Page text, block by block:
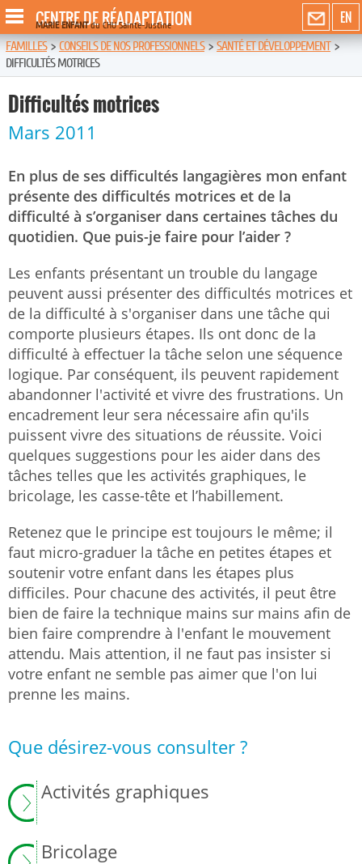
EN
CENTRE DE RÉADAPTATION
MARIE ENFANTdu CHU Sainte-Justine
FAMILLES>CONSEILS DE NOS PROFESSIONNELS>SANTÉ ET DÉVELOPPEMENT>
DIFFICULTÉS MOTRICES
Difficultés motrices
Mars 2011
En plus de ses difficultés langagières mon enfant
présente des difficultés motrices et de la
difficulté à s’organiser dans certaines tâches du
quotidien. Que puis-je faire pour l’aider ?
Les enfants présentant un trouble du langage
peuvent aussi présenter des difficultés motrices et
de la difficulté à s'organiser dans une tâche qui
comporte plusieurs étapes. Ils ont donc de la
difficulté à effectuer la tâche selon une séquence
logique. Par conséquent, ils peuvent rapidement
abandonner l'activité et vivre des frustrations. Un
encadrement leur sera nécessaire afin qu'ils
puissent vivre des situations de réussite. Voici
quelques suggestions pour les aider dans des
tâches telles que les activités graphiques, le
bricolage, les casse-tête et l’habillement.
Retenez que le principe est toujours le même; il
faut micro-graduer la tâche en petites étapes et
soutenir votre enfant dans les étapes plus
difficiles. Pour chacune des activités, il peut être
bien de faire la technique mains sur mains afin de
bien faire comprendre à l'enfant le mouvement
attendu. Mais attention, il ne faut pas insister si
votre enfant ne semble pas aimer que l'on lui
prenne les mains.
Que désirez-vous consulter ?
Activités graphiques
Bricolage